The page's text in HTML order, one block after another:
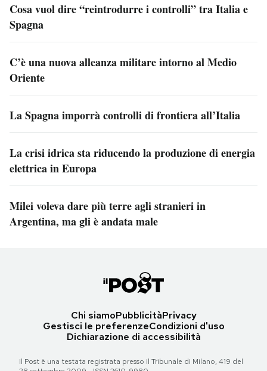
Cosa vuol dire “reintrodurre i controlli” tra Italia e
Spagna
C’è una nuova alleanza militare intorno al Medio
Oriente
La Spagna imporrà controlli di frontiera all’Italia
La crisi idrica sta riducendo la produzione di energia
elettrica in Europa
Milei voleva dare più terre agli stranieri in
Argentina, ma gli è andata male
Chi siamoPubblicitàPrivacy
Gestisci le preferenzeCondizioni d'uso
Dichiarazione di accessibilità
Il Post è una testata registrata presso il Tribunale di Milano, 419 del